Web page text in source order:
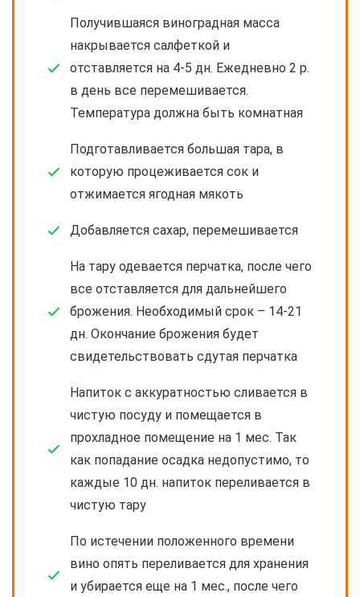
Получившаяся виноградная масса
накрывается салфеткой и
отставляется на 4-5 дн. Ежедневно 2 р.
в день все перемешивается.
Температура должна быть комнатная
Подготавливается большая тара, в
которую процеживается сок и
отжимается ягодная мякоть
Добавляется сахар, перемешивается
На тару одевается перчатка, после чего
все отставляется для дальнейшего
брожения. Необходимый срок – 14-21
дн. Окончание брожения будет
свидетельствовать сдутая перчатка
Напиток с аккуратностью сливается в
чистую посуду и помещается в
прохладное помещение на 1 мес. Так
как попадание осадка недопустимо, то
каждые 10 дн. напиток переливается в
чистую тару
По истечении положенного времени
вино опять переливается для хранения
и убирается еще на 1 мес., после чего